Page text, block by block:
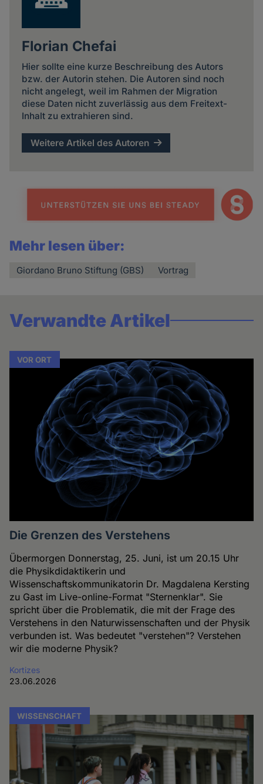
Florian Chefai
Hier sollte eine kurze Beschreibung des Autors
bzw. der Autorin stehen. Die Autoren sind noch
nicht angelegt, weil im Rahmen der Migration
diese Daten nicht zuverlässig aus dem Freitext-
Inhalt zu extrahieren sind.
Weitere Artikel des Autoren
Mehr lesen über:
Giordano Bruno Stiftung (GBS) Vortrag
Verwandte Artikel
VOR ORT
Die Grenzen des Verstehens
Übermorgen Donnerstag, 25. Juni, ist um 20.15 Uhr
die Physikdidaktikerin und
Wissenschaftskommunikatorin Dr. Magdalena Kersting
zu Gast im Live-online-Format "Sternenklar". Sie
spricht über die Problematik, die mit der Frage des
Verstehens in den Naturwissenschaften und der Physik
verbunden ist. Was bedeutet "verstehen"? Verstehen
wir die moderne Physik?
Kortizes
23.06.2026
WISSENSCHAFT